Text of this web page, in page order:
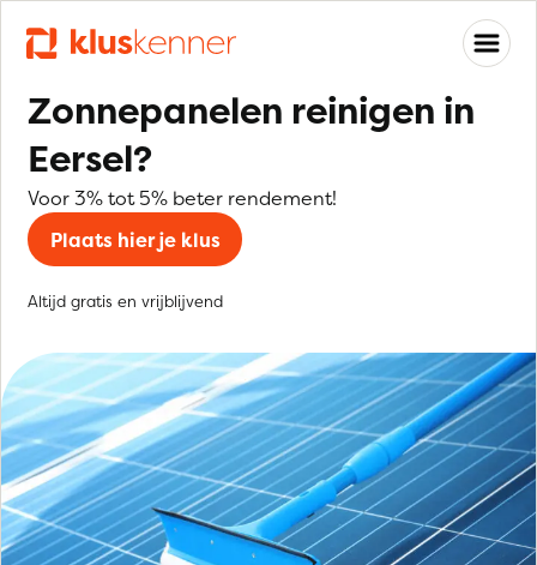
Zonnepanelen reinigen in
Eersel?
Voor 3% tot 5% beter rendement!
Plaats hier je klus
Altijd gratis en vrijblijvend